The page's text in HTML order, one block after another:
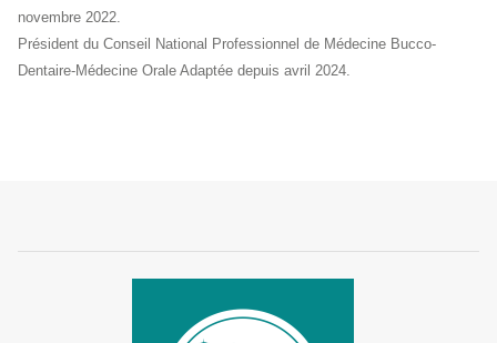
novembre 2022.
Président du Conseil National Professionnel de Médecine Bucco-
Dentaire-Médecine Orale Adaptée depuis avril 2024.